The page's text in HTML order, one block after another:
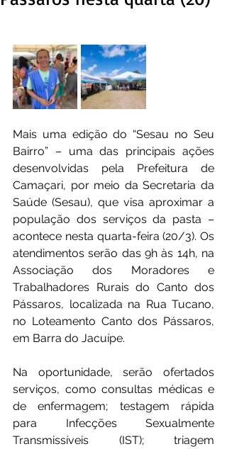
Mais uma edição do “Sesau no Seu
Bairro” – uma das principais ações
desenvolvidas pela Prefeitura de
Camaçari, por meio da Secretaria da
Saúde (Sesau), que visa aproximar a
população dos serviços da pasta –
acontece nesta quarta-feira (20/3). Os
atendimentos serão das 9h às 14h, na
Associação dos Moradores e
Trabalhadores Rurais do Canto dos
Pássaros, localizada na Rua Tucano,
no Loteamento Canto dos Pássaros,
em Barra do Jacuípe.
Na oportunidade, serão ofertados
serviços, como consultas médicas e
de enfermagem; testagem rápida
para Infecções Sexualmente
Transmissíveis (IST); triagem